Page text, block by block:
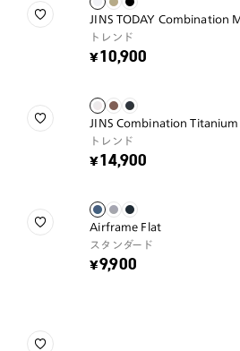
JINS TODAY Combination
トレンド
¥10,900
JINS Combination Titanium
トレンド
¥14,900
Airframe Flat
スタンダード
¥9,900